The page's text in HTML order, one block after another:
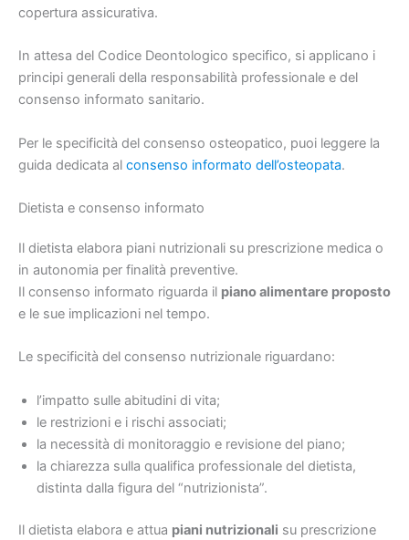
copertura assicurativa.
In attesa del Codice Deontologico specifico, si applicano i
principi generali della responsabilità professionale e del
consenso informato sanitario.
Per le specificità del consenso osteopatico, puoi leggere la
guida dedicata al consenso informato dell’osteopata.
Dietista e consenso informato
Il dietista elabora piani nutrizionali su prescrizione medica o
in autonomia per finalità preventive.
Il consenso informato riguarda il piano alimentare proposto
e le sue implicazioni nel tempo.
Le specificità del consenso nutrizionale riguardano:
l’impatto sulle abitudini di vita;
le restrizioni e i rischi associati;
la necessità di monitoraggio e revisione del piano;
la chiarezza sulla qualifica professionale del dietista,
distinta dalla figura del “nutrizionista”.
Il dietista elabora e attua piani nutrizionali su prescrizione